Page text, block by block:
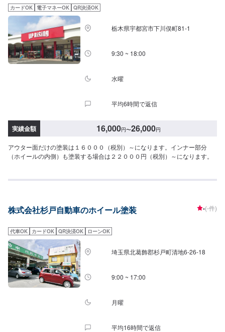
い。※代車の燃料代はお客様にご負担いただいております。-----ご来店時の注
意、受付方法-----入庫の際はお気をつけてお越しください。駐車スペースは事
務所前の空いているスペースに駐車してください。受付はスタッフへ「メン
テモで予約しました」とお伝えください。ご案内いたします。【定休日・営
業時間】定休日：日曜日、祝日営業時間：8:30~17:30
カードOK 電子マネーOK QR決済OK
栃木県宇都宮市下川俣町81-1
9:30 ~ 18:00
水曜
平均6時間で返信
実績金額 16,000円〜26,000円
アウター面だけの塗装は１６０００（税別）～になります。インナー部分
（ホイールの内側）も塗装する場合は２２０００円（税別）～になります。
株式会社杉戸自動車のホイール塗装 -(-件)
代車OK カードOK QR決済OK ローンOK
埼玉県北葛飾郡杉戸町清地6-26-18
9:00 ~ 17:00
月曜
平均16時間で返信